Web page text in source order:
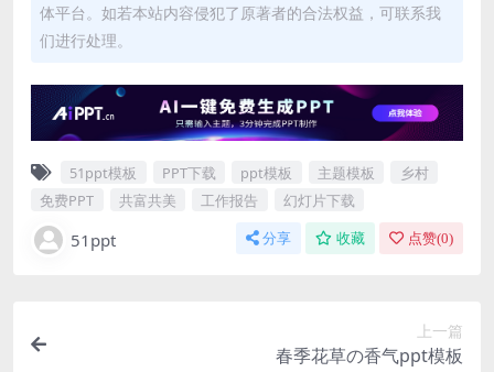
体平台。如若本站内容侵犯了原著者的合法权益，可联系我
们进行处理。
51ppt模板 PPT下载 ppt模板 主题模板
乡村
免费PPT
共富共美 工作报告 幻灯片下载
51ppt 分享 收藏 点赞(0)
上一篇
春季花草の香气ppt模板